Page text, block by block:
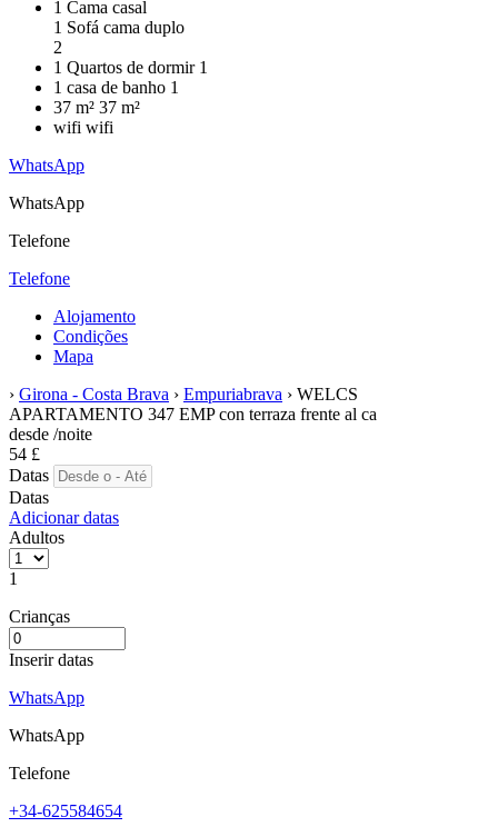
1 Cama casal
1 Sofá cama duplo
2
1 Quartos de dormir 1
1 casa de banho 1
37 m² 37 m²
wifi wifi
WhatsApp
WhatsApp
Telefone
Telefone
Alojamento
Condições
Mapa
› Girona - Costa Brava › Empuriabrava › WELCS
APARTAMENTO 347 EMP con terraza frente al ca
desde /noite
54 £
Datas
Datas
Adicionar datas
Adultos
1
Crianças
Inserir datas
WhatsApp
WhatsApp
Telefone
+34-625584654